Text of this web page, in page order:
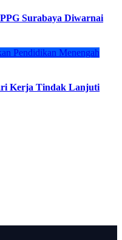
Surabaya Diwarnai
Pendidikan Menengah
Kerja Tindak Lanjuti